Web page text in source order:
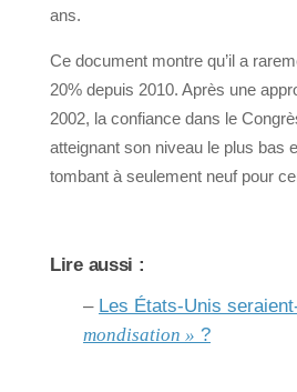
ans.
Ce document montre qu’il a
20% depuis 2010. Après une
2002, la confiance dans le
atteignant son niveau le plus bas
tombant à seulement neuf pour
Lire aussi :
– Les États-Unis
mondisation » ?